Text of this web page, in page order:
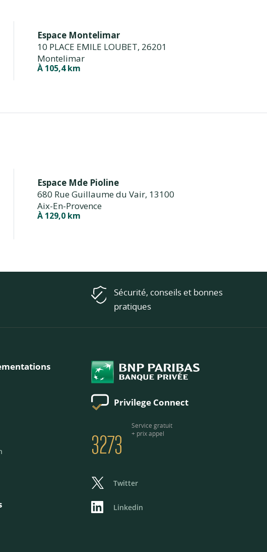
Espace Montelimar
10 PLACE EMILE LOUBET, 26201
Montelimar
À 105,4 km
Espace Mde Pioline
680 Rue Guillaume du Vair, 13100
Aix-En-Provence
À 129,0 km
Sécurité, conseils et bonnes
pratiques
Privilege Connect
3273
Service gratuit
+ prix appel
Twitter
Linkedin